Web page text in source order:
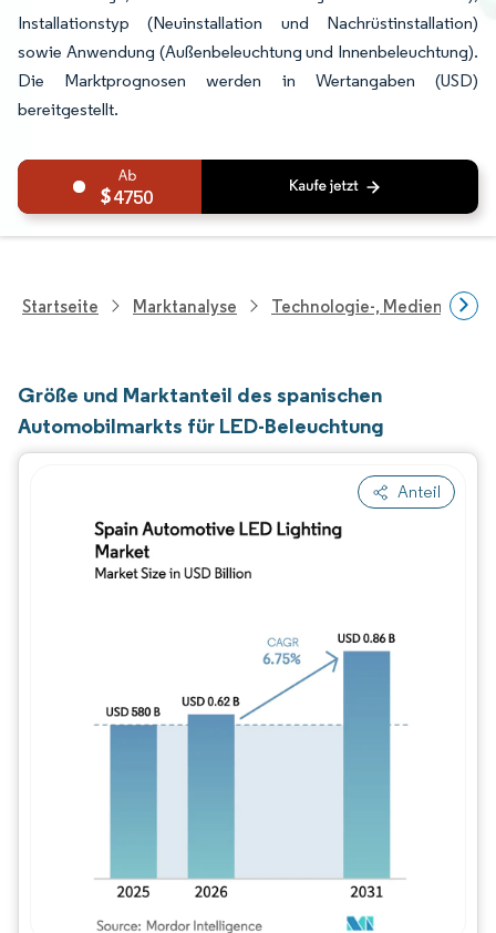
Installationstyp (Neuinstallation und Nachrüstinstallation)
sowie Anwendung (Außenbeleuchtung und Innenbeleuchtung).
Die Marktprognosen werden in Wertangaben (USD)
bereitgestellt.
4750
Startseite Marktanalyse Technologie-, Medien- Und
Größe und Marktanteil des spanischen
Automobilmarkts für LED-Beleuchtung
Anteil